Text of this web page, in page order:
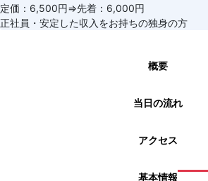
定価：6,500円⇒先着：6,000円
正社員・安定した収入をお持ちの独身の方
概要
当日の流れ
アクセス
基本情報